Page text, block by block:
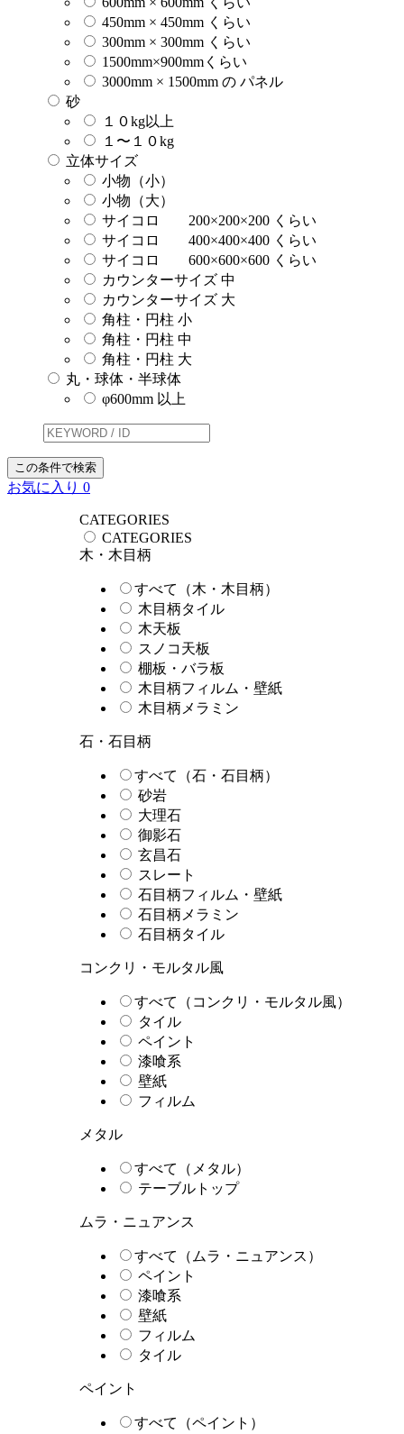
450mm × 450mm くらい
300mm × 300mm くらい
1500mm×900mmくらい
3000mm × 1500mm の パネル
砂
１０kg以上
１〜１０kg
立体サイズ
小物（小）
小物（大）
サイコロ 200×200×200 くらい
サイコロ 400×400×400 くらい
サイコロ 600×600×600 くらい
カウンターサイズ 中
カウンターサイズ 大
角柱・円柱 小
角柱・円柱 中
角柱・円柱 大
丸・球体・半球体
φ600mm 以上
この条件で検索
お気に入り 0
CATEGORIES
CATEGORIES
木・木目柄
すべて（木・木目柄）
木目柄タイル
木天板
スノコ天板
棚板・バラ板
木目柄フィルム・壁紙
木目柄メラミン
石・石目柄
すべて（石・石目柄）
砂岩
大理石
御影石
玄昌石
スレート
石目柄フィルム・壁紙
石目柄メラミン
石目柄タイル
コンクリ・モルタル風
すべて（コンクリ・モルタル風）
タイル
ペイント
漆喰系
壁紙
フィルム
メタル
すべて（メタル）
テーブルトップ
ムラ・ニュアンス
すべて（ムラ・ニュアンス）
ペイント
漆喰系
壁紙
フィルム
タイル
ペイント
すべて（ペイント）